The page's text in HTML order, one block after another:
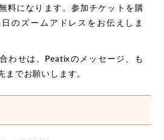
料になります。参加チケットを購
のズームアドレスをお伝えしま
わせは、Peatixのメッセージ、も
までお願いします。